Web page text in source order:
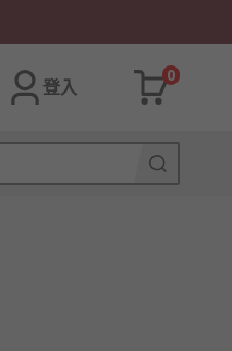
登入
0